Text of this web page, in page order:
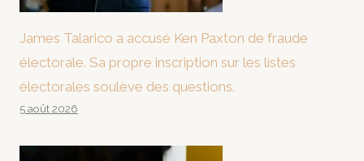
James Talarico a accusé Ken Paxton de fraude
électorale. Sa propre inscription sur les listes
électorales soulève des questions.
5 août 2026